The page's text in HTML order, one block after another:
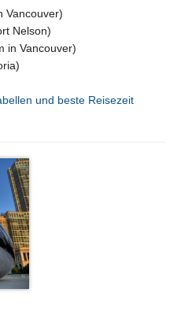
Vancouver)
Nelson)
in Vancouver)
und beste Reisezeit